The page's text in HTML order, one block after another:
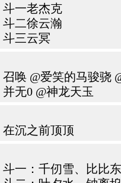
斗一老杰克
斗二徐云瀚
斗三云冥
召唤 @爱笑的马骏骁
并无0 @神龙天玉
在沉之前顶顶
斗一：千仞雪、比比东